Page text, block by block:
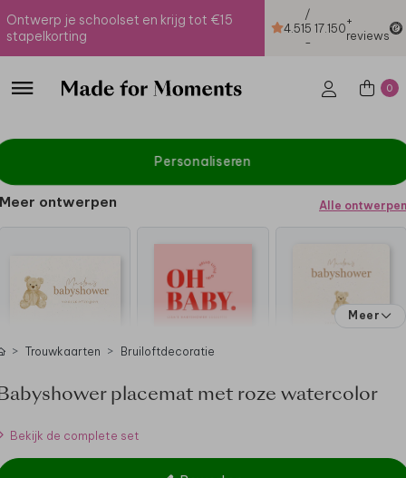
Ontwerp je schoolset en krijg tot €15
stapelkorting
4.51
/
5
-
17.150+
reviews
0
Personaliseren
Meer ontwerpen Alle ontwerpen
Meer
Trouwkaarten Bruiloftdecoratie
placemat met roze watercolor
Bekijk de complete set